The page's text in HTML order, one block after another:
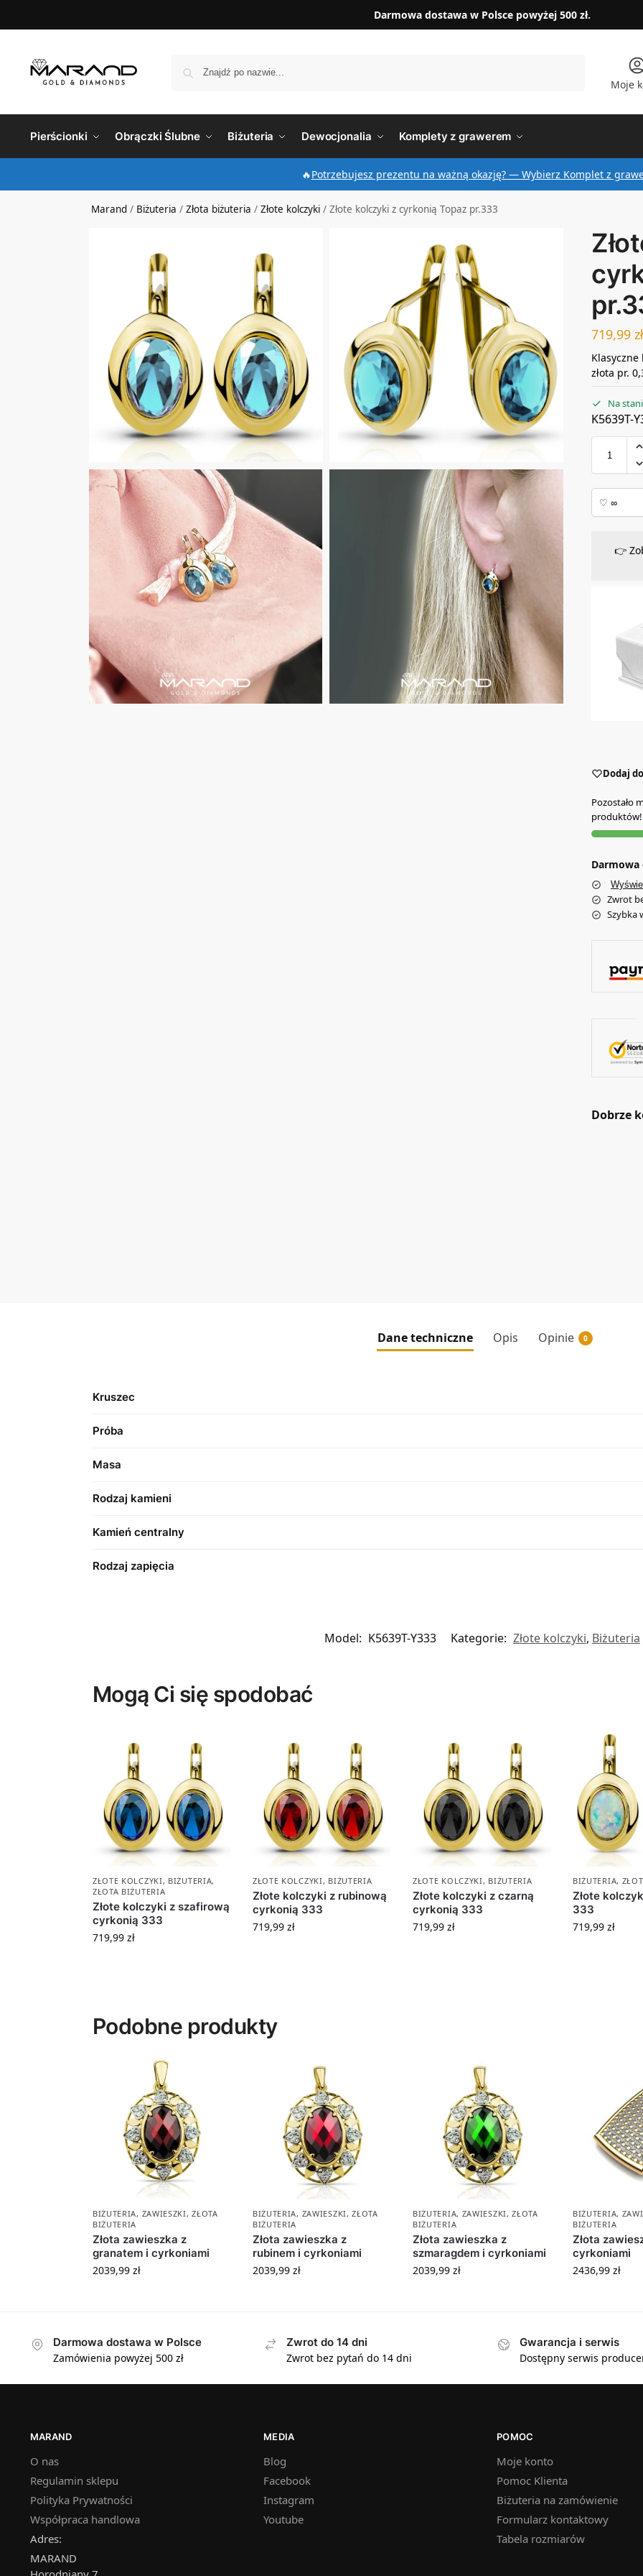
Darmowa dostawa w Polsce powyżej 500 zł.
Moje
Pierścionki Obrączki Ślubne Biżuteria Dewocjonalia Komplety z grawerem
🔥Potrzebujesz prezentu na ważną okazję? — Wybierz Komplet z
Marand / Biżuteria /Złota biżuteria /Złote kolczyki /Złote kolczyki z cyrkonią Topaz pr.333
719,99 zł
Klasyczne
złota pr.
Na
K5639T-
👉
Dodaj
Pozostało
produktów!
Darmowa
Zwrot
Szybka
Dobrze
Dane techniczne Opis Opinie 0
Kruszec
Próba
Masa
Rodzaj kamieni
Kamień centralny
Rodzaj zapięcia
Model: K5639T-Y333 Kategorie: Złote kolczyki, Biżuteria
Mogą Ci się spodobać
ZŁOTE KOLCZYKI, BIŻUTERIA,
ZŁOTA BIŻUTERIA
Złote kolczyki z szafirową
cyrkonią 333
719,99 zł
ZŁOTE KOLCZYKI, BIŻUTERIA
Złote kolczyki z rubinową
cyrkonią 333
719,99 zł
ZŁOTE KOLCZYKI, BIŻUTERIA
Złote kolczyki z czarną
cyrkonią 333
719,99 zł
BIŻUTERIA,
Złote
333
719,99 zł
Podobne produkty
BIŻUTERIA, ZAWIESZKI,ZŁOTA
BIŻUTERIA
Złota zawieszka z
granatem i cyrkoniami
2039,99 zł
BIŻUTERIA, ZAWIESZKI,ZŁOTA
BIŻUTERIA
Złota zawieszka z
rubinem i cyrkoniami
2039,99 zł
BIŻUTERIA, ZAWIESZKI,ZŁOTA
BIŻUTERIA
Złota zawieszka z
szmaragdem i cyrkoniami
2039,99 zł
BIŻUTERIA,
BIŻUTERIA
Złota
cyrkoniami
2436,99 zł
Darmowa dostawa w Polsce
Zamówienia powyżej 500 zł
Zwrot do 14 dni
Zwrot bez pytań do 14 dni
Gwarancja i serwis
Dostępny serwis
MARAND
O nas
Regulamin sklepu
Polityka Prywatności
Współpraca handlowa
Adres:
MARAND
MEDIA
Blog
Facebook
Instagram
Youtube
POMOC
Moje konto
Pomoc Klienta
Biżuteria na zamówienie
Formularz kontaktowy
Tabela rozmiarów